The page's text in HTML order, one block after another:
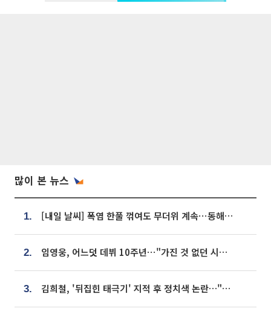
많이 본 뉴스
1. [내일 날씨] 폭염 한풀 꺾여도 무더위 계속⋯동해안 이틀 연속 비
2. 임영웅, 어느덧 데뷔 10주년⋯"가진 것 없던 시절, 내 앞엔 20명의 팬뿐"
3. 김희철, '뒤집힌 태극기' 지적 후 정치색 논란…"좌우 떠나 우리나라 국기"